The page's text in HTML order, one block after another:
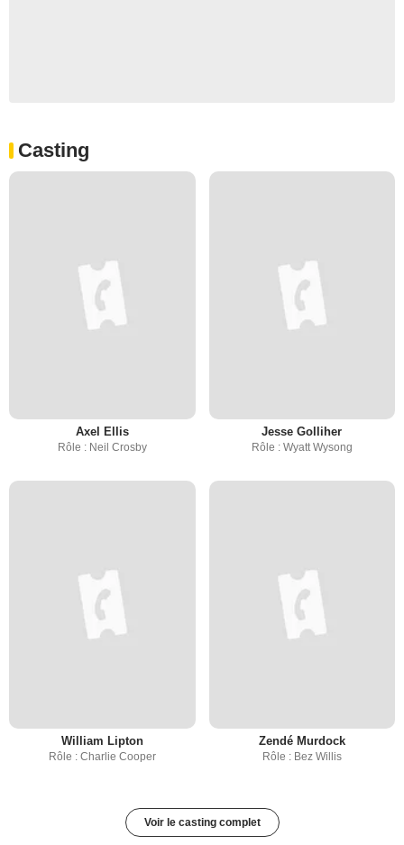
Casting
Axel Ellis
Rôle : Neil Crosby
Jesse Golliher
Rôle : Wyatt Wysong
William Lipton
Rôle : Charlie Cooper
Zendé Murdock
Rôle : Bez Willis
Voir le casting complet